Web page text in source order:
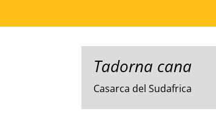
Tadorna cana
Casarca del Sudafrica